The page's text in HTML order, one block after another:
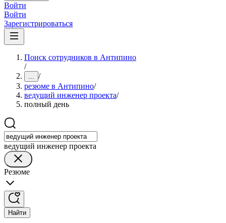
Войти
Войти
Зарегистрироваться
Поиск сотрудников в Антипино
/
... /
резюме в Антипино/
ведущий инженер проекта/
полный день
ведущий инженер проекта
Резюме
Найти